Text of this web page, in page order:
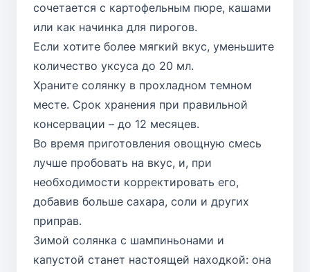
сочетается с картофельным пюре, кашами
или как начинка для пирогов.
Если хотите более мягкий вкус, уменьшите
количество уксуса до 20 мл.
Храните солянку в прохладном темном
месте. Срок хранения при правильной
консервации – до 12 месяцев.
Во время приготовления овощную смесь
лучше пробовать на вкус, и, при
необходимости корректировать его,
добавив больше сахара, соли и других
приправ.
Зимой солянка с шампиньонами и
капустой станет настоящей находкой: она